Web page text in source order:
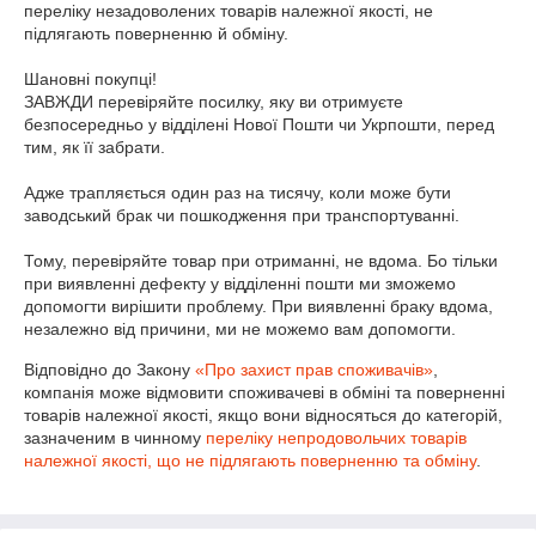
переліку незадоволених товарів належної якості, не
підлягають поверненню й обміну.
Шановні покупці!
ЗАВЖДИ перевіряйте посилку, яку ви отримуєте
безпосередньо у відділені Нової Пошти чи Укрпошти, перед
тим, як її забрати.
Адже трапляється один раз на тисячу, коли може бути
заводський брак чи пошкодження при транспортуванні.
Тому, перевіряйте товар при отриманні, не вдома. Бо тільки
при виявленні дефекту у відділенні пошти ми зможемо
допомогти вирішити проблему. При виявленні браку вдома,
незалежно від причини, ми не можемо вам допомогти.
Відповідно до Закону «Про захист прав споживачів»
компанія може відмовити споживачеві в обміні та поверненні
товарів належної якості, якщо вони відносяться до категорій,
зазначеним в чинному переліку непродовольчих товарів
належної якості, що не підлягають поверненню та обміну.